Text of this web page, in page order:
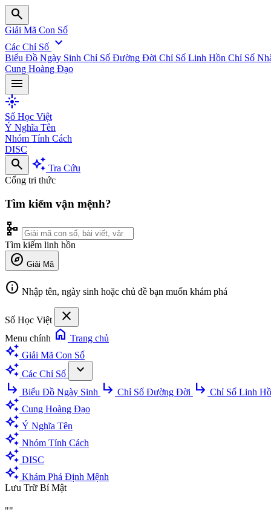
search
Giải Mã Con Số
Các Chỉ Số expand_more
Biểu Đồ Ngày Sinh Chỉ Số Đường Đời Chỉ Số Linh Hồn Chỉ Số
Cung Hoàng Đạo
menu
flare
Số Học Việt
Ý Nghĩa Tên
Nhóm Tính Cách
DISC
search auto_awesome Tra Cứu
Cổng tri thức
Tìm kiếm vận mệnh?
schema
Tìm kiếm linh hồn
explore Giải Mã
info Nhập tên, ngày sinh hoặc chủ đề bạn muốn khám phá
Số Học Việt close
Menu chính home Trang chủ
auto_awesome Giải Mã Con Số
auto_awesome Các Chỉ Số
expand_more
subdirectory_arrow_right Biểu Đồ Ngày Sinh subdirectory_arrow_right Chỉ Số Đường Đời subdirectory_arrow_right Chỉ Số Linh
auto_awesome Cung Hoàng Đạo
auto_awesome Ý Nghĩa Tên
auto_awesome Nhóm Tính Cách
auto_awesome DISC
auto_awesome Khám Phá Định Mệnh
Lưu Trữ Bí Mật
""